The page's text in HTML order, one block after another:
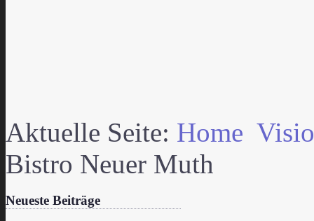
Aktuelle Seite: Home
Bistro Neuer Muth
Neueste Beiträge